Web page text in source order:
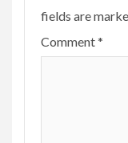
fields are
Comment*